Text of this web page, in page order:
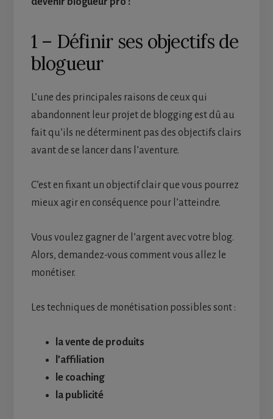
1 – Définir ses objectifs de
blogueur
L’une des principales raisons de ceux qui
abandonnent leur projet de blogging est dû au
fait qu’ils ne déterminent pas des objectifs clairs
avant de se lancer dans l’aventure.
C’est en fixant un objectif clair que vous pourrez
mieux agir en conséquence pour l’atteindre.
Vous voulez gagner de l’argent avec votre blog.
Alors, demandez-vous comment vous allez le
monétiser.
Les techniques de monétisation possibles sont :
la vente de produits
l’affiliation
le coaching
la publicité